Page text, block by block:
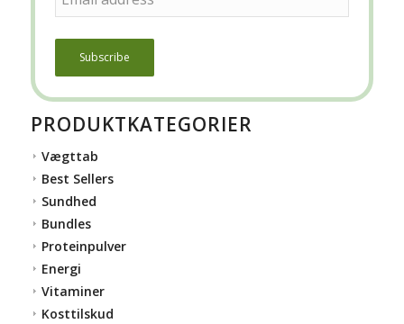
PRODUKTKATEGORIER
Vægttab
Best Sellers
Sundhed
Bundles
Proteinpulver
Energi
Vitaminer
Kosttilskud